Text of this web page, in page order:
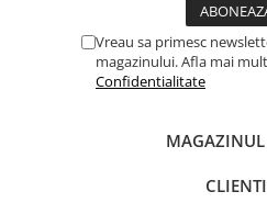
Vreau sa primesc
magazinului. Afla mai
Confidentialitate
CLIENTI